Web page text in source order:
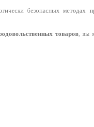
безопасных методах
товаров, вы